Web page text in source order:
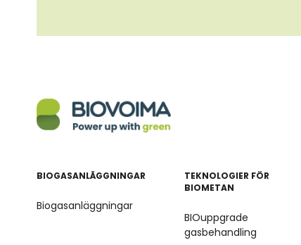
BIOGASANLÄGGNINGAR
Biogasanläggningar
TEKNOLOGIER FÖR
BIOMETAN
BIOuppgrade
gasbehandling